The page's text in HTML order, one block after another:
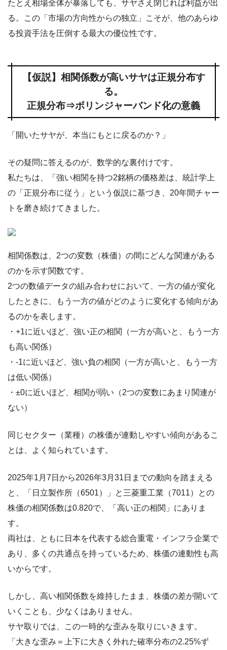
たとえ相場全体が暴落しても、サヤさえ閉じれば利益が出
る。この「市場の方向性からの独立」こそが、他のあらゆ
る投資手法を圧倒する最大の優位性です。
【仮説】相関係数が高いサヤは正規分布す
る。
正規分布⇒ボリンジャーバンド化の意義
「開いたサヤが、本当にもとに戻るのか？」
その疑問に答えるのが、数学的な裏付けです。
私たちは、「強い相関を持つ2銘柄の価格差は、統計学上
の「正規分布に従う」という仮説に基づき、20年間チャー
トを磨き続けてきました。
相関係数は、2つの変数（株価）の間にどんな関連がある
のかを示す関数です。
2つの数値データの組み合わせにおいて、一方の値が変化
したときに、もう一方の値がどのように変化する傾向があ
るのかを表します。
・+1に近いほど、強い正の相関（一方が高いと、もう一方
も高い関係）
・-1に近いほど、強い負の相関（一方が高いと、もう一方
は低い関係）
・±0に近いほど、相関が弱い（2つの変数にあまり関連が
ない）
同じセクター（業種）の株価が連動しやすい傾向があるこ
とは、よく知られています。
2025年1月7日から2026年3月31日までの動向を踏まえる
と、「日立製作所（6501）」と三菱重工業（7011）との
株価の相関係数は0.820で、「高い正の相関」にありま
す。
両社は、ともに日本を代表する総合重電・インフラ企業で
あり、多くの共通点を持っているため、株価の連動性も高
いからです。
しかし、高い相関係数を維持したまま、株価の差が開いて
いくことも、少なくはありません。
サヤ取りでは、この一時的な歪みを取りにいきます。
「大きな歪み＝上下に大きく外れた確率分布の2.25%ず